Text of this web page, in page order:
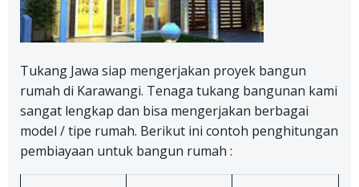
Tukang Jawa siap mengerjakan proyek bangun
rumah di Karawangi. Tenaga tukang bangunan kami
sangat lengkap dan bisa mengerjakan berbagai
model / tipe rumah. Berikut ini contoh penghitungan
pembiayaan untuk bangun rumah :